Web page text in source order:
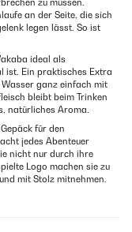
zu müssen.
an der Seite, die sich
legen lässt. So ist
ideal als
ist. Ein praktisches Extra
ganz einfach mit
bleibt beim Trinken
natürliches Aroma.
für den
jedes Abenteuer
nicht nur durch ihre
Logo machen sie zu
mit Stolz mitnehmen.